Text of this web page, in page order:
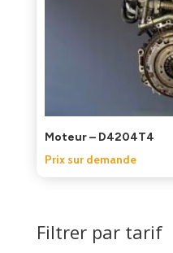
Moteur – D4204T4
Prix sur demande
Filtrer par tarif